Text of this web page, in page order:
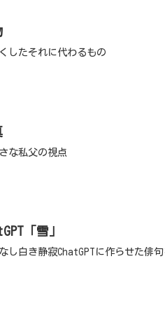
したそれに代わるもの
な私父の視点
「雪」
し白き静寂ChatGPTに作らせた俳